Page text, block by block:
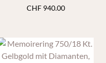
CHF940.00